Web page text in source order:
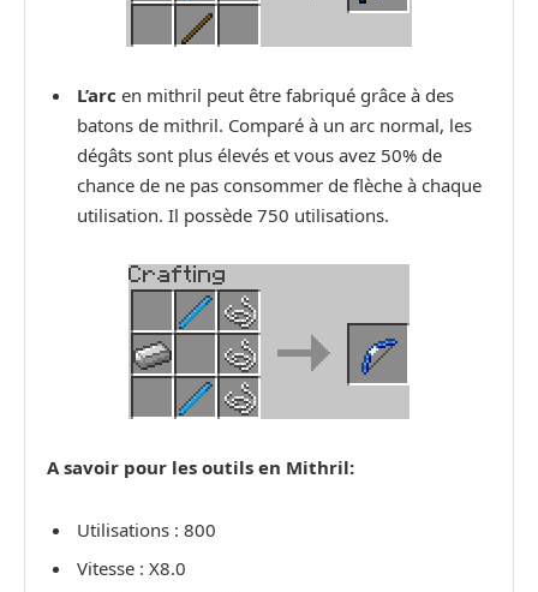
L’arc en mithril peut être fabriqué grâce à des
batons de mithril. Comparé à un arc normal, les
dégâts sont plus élevés et vous avez 50% de
chance de ne pas consommer de flèche à chaque
utilisation. Il possède 750 utilisations.
A savoir pour les outils en Mithril:
Utilisations : 800
Vitesse : X8.0